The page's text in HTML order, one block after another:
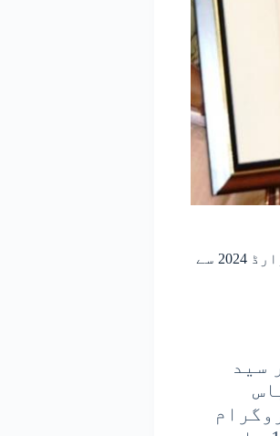
بھٹکل کے مشہور شاعر سید سمیع اللہ برماور متھیاس فیملی پوئٹری ایوارڈ 2024 سے
سید
یہ پروگرام